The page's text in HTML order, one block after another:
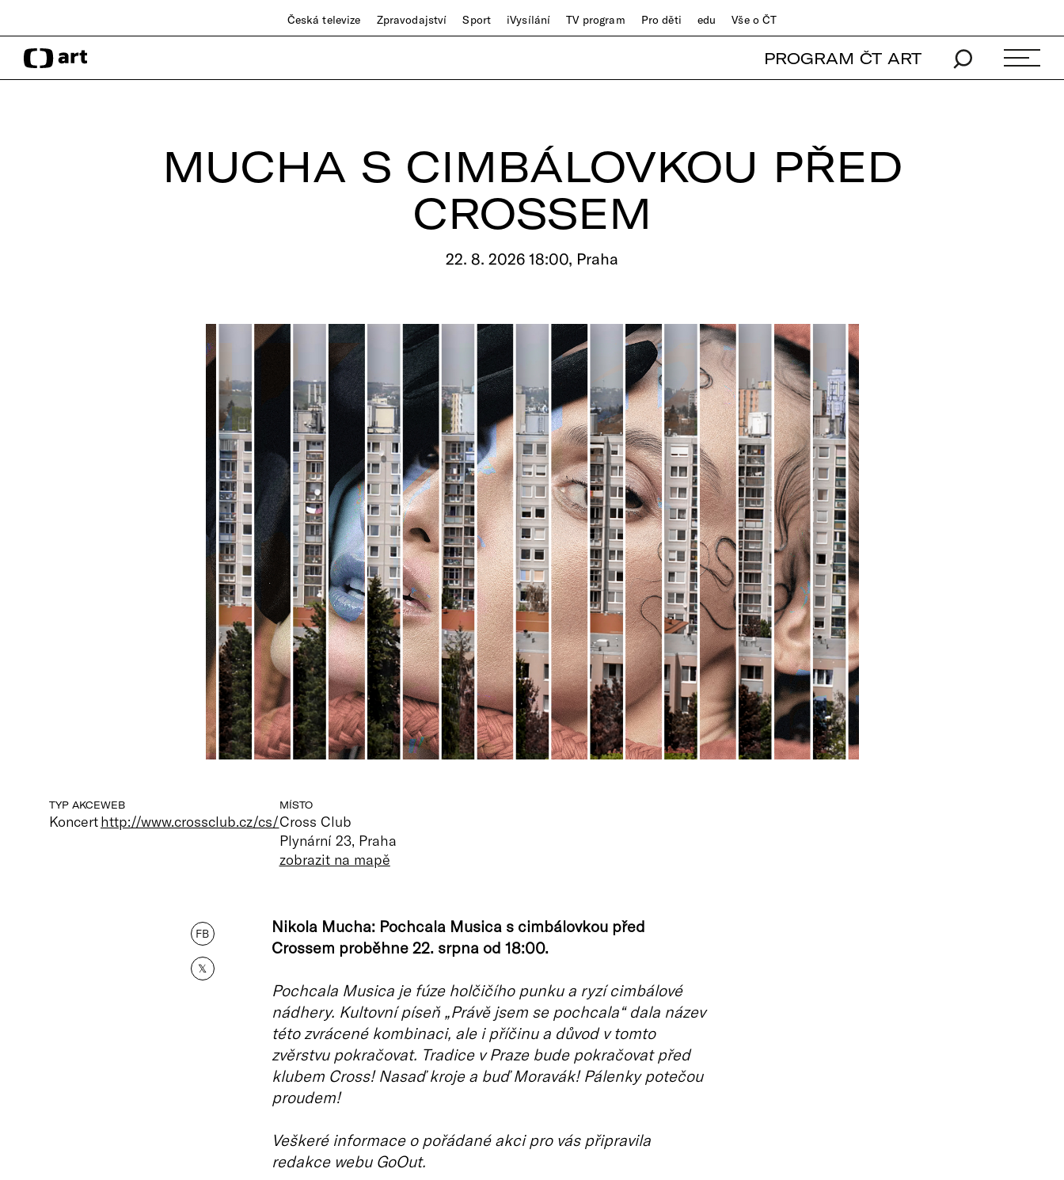
Česká televize Zpravodajství Sport iVysílání TV program Pro děti edu Vše o ČT
PROGRAM ČT ART
MUCHA S CIMBÁLOVKOU PŘED
CROSSEM
22. 8. 2026 18:00, Praha
TYP AKCE
Koncert
WEB
http://www.crossclub.cz/cs/
MÍSTO
Cross Club
Plynární 23, Praha
zobrazit na mapě
FB
𝕏
Nikola Mucha: Pochcala Musica s cimbálovkou před
Crossem proběhne 22. srpna od 18:00.
Pochcala Musica je fúze holčičího punku a ryzí cimbálové
nádhery. Kultovní píseň „Právě jsem se pochcala“ dala název
této zvrácené kombinaci, ale i příčinu a důvod v tomto
zvěrstvu pokračovat. Tradice v Praze bude pokračovat před
klubem Cross! Nasaď kroje a buď Moravák! Pálenky potečou
proudem!
Veškeré informace o pořádané akci pro vás připravila
redakce webu GoOut.